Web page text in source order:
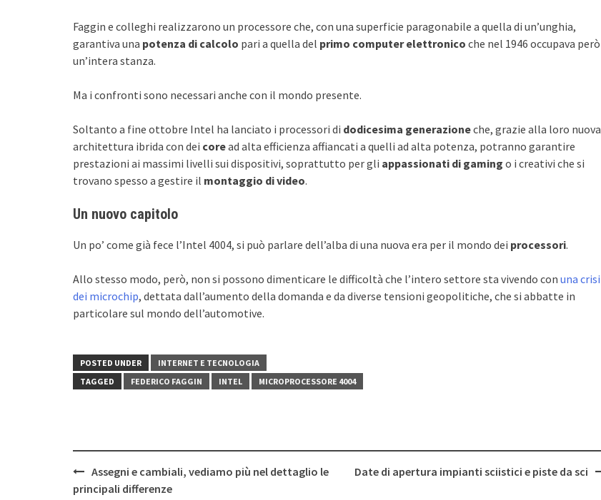
Faggin e colleghi realizzarono un processore che, con una superficie paragonabile a quella di un’unghia,
garantiva una potenza di calcolo pari a quella del primo computer elettronico che nel 1946 occupava però
un’intera stanza.
Ma i confronti sono necessari anche con il mondo presente.
Soltanto a fine ottobre Intel ha lanciato i processori di dodicesima generazioneche, grazie alla loro nuova
architettura ibrida con dei coread alta efficienza affiancati a quelli ad alta potenza, potranno garantire
prestazioni ai massimi livelli sui dispositivi, soprattutto per gli appassionati di gaming o i creativi che si
trovano spesso a gestire il montaggio di video.
Un nuovo capitolo
Un po’ come già fece l’Intel 4004, si può parlare dell’alba di una nuova era per il mondo dei processori.
Allo stesso modo, però, non si possono dimenticare le difficoltà che l’intero settore sta vivendo con una crisi
dei microchip, dettata dall’aumento della domanda e da diverse tensioni geopolitiche, che si abbatte in
particolare sul mondo dell’automotive.
POSTED UNDER
INTERNET E TECNOLOGIA
TAGGED
FEDERICO FAGGIN INTEL MICROPROCESSORE 4004
Post
navigation
Assegni e cambiali, vediamo più nel dettaglio le
principali differenze
Date di apertura impianti sciistici e piste da sci